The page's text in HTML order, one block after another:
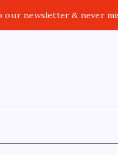
our newsletter & never